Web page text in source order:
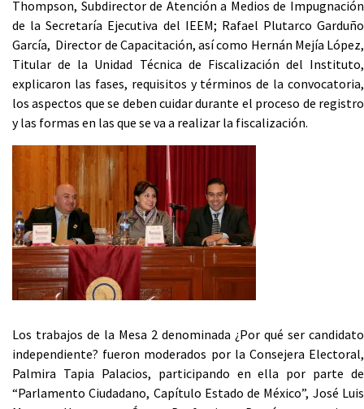
Thompson, Subdirector de Atención a Medios de Impugnación
de la Secretaría Ejecutiva del IEEM; Rafael Plutarco Garduño
García, Director de Capacitación, así como Hernán Mejía López,
Titular de la Unidad Técnica de Fiscalización del Instituto,
explicaron las fases, requisitos y términos de la convocatoria,
los aspectos que se deben cuidar durante el proceso de registro
y las formas en las que se va a realizar la fiscalización.
Los trabajos de la Mesa 2 denominada ¿Por qué ser candidato
independiente? fueron moderados por la Consejera Electoral,
Palmira Tapia Palacios, participando en ella por parte de
“Parlamento Ciudadano, Capítulo Estado de México”, José Luis